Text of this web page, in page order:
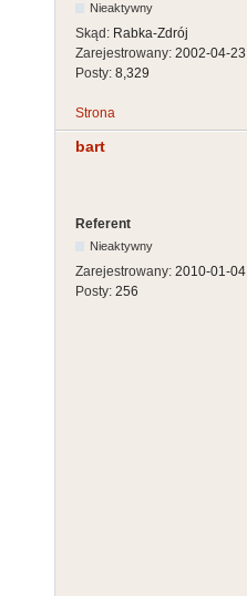
Nieaktywny
Skąd: Rabka-Zdrój
Zarejestrowany: 2002-04-23
Posty: 8,329
Strona
bart
Referent
Nieaktywny
Zarejestrowany: 2010-01-04
Posty: 256